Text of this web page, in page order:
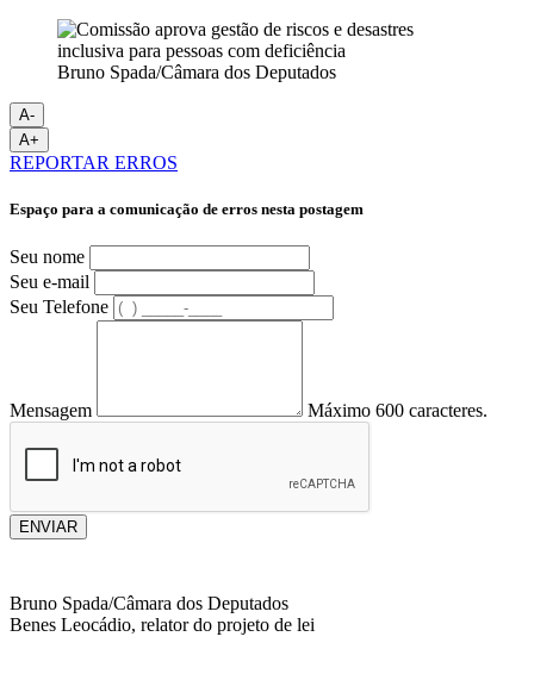
Bruno Spada/Câmara dos Deputados
A-
A+
REPORTAR ERROS
Espaço para a comunicação de erros nesta postagem
Seu nome
Seu e-mail
Seu Telefone
Mensagem Máximo 600 caracteres.
ENVIAR
Bruno Spada/Câmara dos Deputados
Benes Leocádio, relator do projeto de lei